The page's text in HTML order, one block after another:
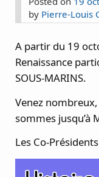
by Pierre-Louis
A partir du 19
Renaissance
SOUS-MARINS.
Venez
sommes jusqu’à
Les Co-